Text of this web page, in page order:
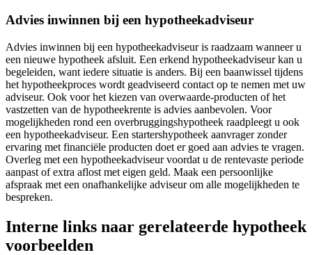
Advies inwinnen bij een hypotheekadviseur
Advies inwinnen bij een hypotheekadviseur is raadzaam wanneer u
een nieuwe hypotheek afsluit. Een erkend hypotheekadviseur kan u
begeleiden, want iedere situatie is anders. Bij een baanwissel tijdens
het hypotheekproces wordt geadviseerd contact op te nemen met uw
adviseur. Ook voor het kiezen van overwaarde-producten of het
vastzetten van de hypotheekrente is advies aanbevolen. Voor
mogelijkheden rond een overbruggingshypotheek raadpleegt u ook
een hypotheekadviseur. Een startershypotheek aanvrager zonder
ervaring met financiële producten doet er goed aan advies te vragen.
Overleg met een hypotheekadviseur voordat u de rentevaste periode
aanpast of extra aflost met eigen geld. Maak een persoonlijke
afspraak met een onafhankelijke adviseur om alle mogelijkheden te
bespreken.
Interne links naar gerelateerde hypotheek
voorbeelden